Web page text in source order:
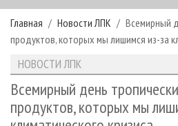
РУБРИКИ И ТЕМЫ
РУБРИКИ ЖУРНАЛА
ЛЕСОЗАГОТОВКА
ЛЕСОПИЛЕНИЕ
НОВОСТИ
НОВОСТИ ЛПК
НОВОСТИ ЖУРНАЛА
ПРОЕКТЫ ЛПИ
АНАЛИТИКА
ПРЕДПРИЯТИЯ ЛПК
АРХИВ ЖУРНАЛОВ
О ЖУРНАЛЕ
Главная Новости ЛПК
Всемирный
продуктов, которых мы лишимся из-за
НОВОСТИ ЛПК
Всемирный день
продуктов, которых мы